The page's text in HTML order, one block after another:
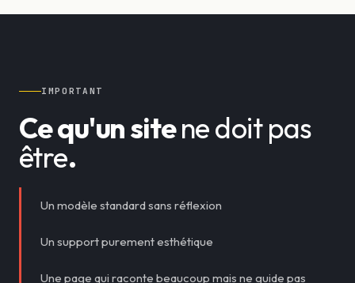
IMPORTANT
Ce qu'un sitene doit pas
être.
Un modèle standard sans réflexion
Un support purement esthétique
Une page qui raconte beaucoup mais ne guide pas